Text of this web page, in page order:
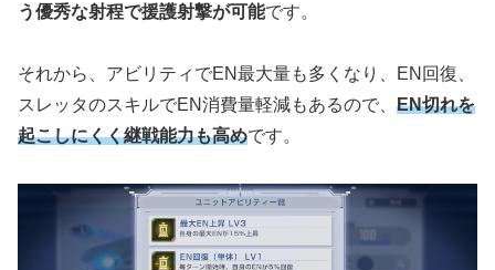
う優秀な射程で援護射撃が可能です。
それから、アビリティでEN最大量も多くなり、EN回復、
スレッタのスキルでEN消費量軽減もあるので、 EN切れを
起こしにくく継戦能力も高めです。